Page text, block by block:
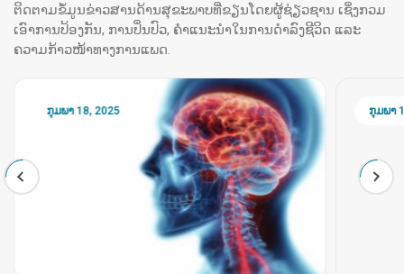
ຕິດຕາມຂໍ້ມູນຂ່າວສານດ້ານສຸຂະພາບທີ່ຂຽນໂດຍຜູ້ຊ່ຽວຊານ ເຊິ່ງກວມ
ເອົາການປ້ອງກັນ, ການປິ່ນປົວ, ຄຳແນະນຳໃນການດຳລົງຊີວິດ ແລະ
ຄວາມກ້າວໜ້າທາງການແພດ.
ກຸມ​ພາ 18​, 2025 ກຸມ​ພາ